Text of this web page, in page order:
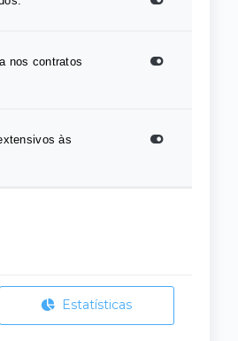
nos contratos
às
Estatísticas